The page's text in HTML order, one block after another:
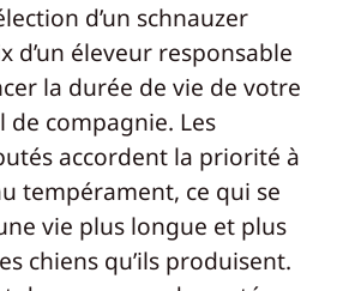
d’un schnauzer
d’un éleveur responsable
la durée de vie de votre
compagnie. Les
accordent la priorité à
tempérament, ce qui se
vie plus longue et plus
chiens qu’ils produisent.